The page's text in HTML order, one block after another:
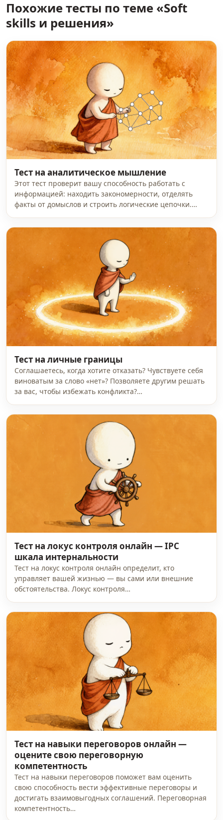
Похожие тесты по теме «Soft
skills и решения»
Тест на аналитическое мышление
Этот тест проверит вашу способность работать с
информацией: находить закономерности, отделять
факты от домыслов и строить логические цепочки.…
Тест на личные границы
Соглашаетесь, когда хотите отказать? Чувствуете себя
виноватым за слово «нет»? Позволяете другим решать
за вас, чтобы избежать конфликта?…
Тест на локус контроля онлайн — IPC
шкала интернальности
Тест на локус контроля онлайн определит, кто
управляет вашей жизнью — вы сами или внешние
обстоятельства. Локус контроля…
Тест на навыки переговоров онлайн —
оцените свою переговорную
компетентность
Тест на навыки переговоров поможет вам оценить
свою способность вести эффективные переговоры и
достигать взаимовыгодных соглашений. Переговорная
компетентность…